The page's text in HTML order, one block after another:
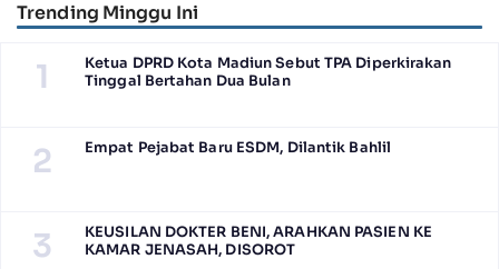
Trending Minggu Ini
1
Ketua DPRD Kota Madiun Sebut TPA Diperkirakan
Tinggal Bertahan Dua Bulan
2 Empat Pejabat Baru ESDM, Dilantik Bahlil
3
KEUSILAN DOKTER BENI, ARAHKAN PASIEN KE
KAMAR JENASAH, DISOROT